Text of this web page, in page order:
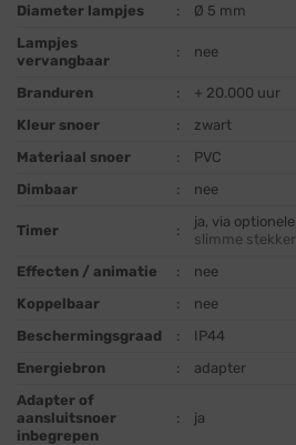
Diameter lampjes
:
Ø 5 mm
Lampjes
vervangbaar
: nee
Branduren :
+ 20.000 uur
Kleur snoer
:
zwart
Materiaal snoer
:
PVC
Dimbaar
: nee
Timer :
ja, via optionele
slimme stekker
Effecten / animatie
:
nee
Koppelbaar
:
nee
Beschermingsgraad
:
IP44
Energiebron
:
adapter
Adapter of
aansluitsnoer
inbegrepen
: ja